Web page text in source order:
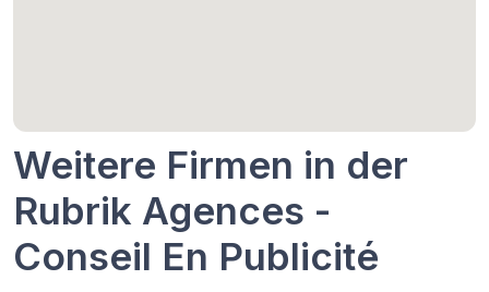
Weitere Firmen in der
Rubrik Agences -
Conseil En Publicité